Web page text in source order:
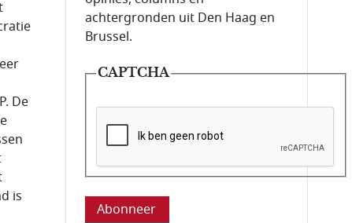
De
is
achtergronden uit Den Haag en
Brussel.
CAPTCHA
Deze vraag is om te controleren dat u